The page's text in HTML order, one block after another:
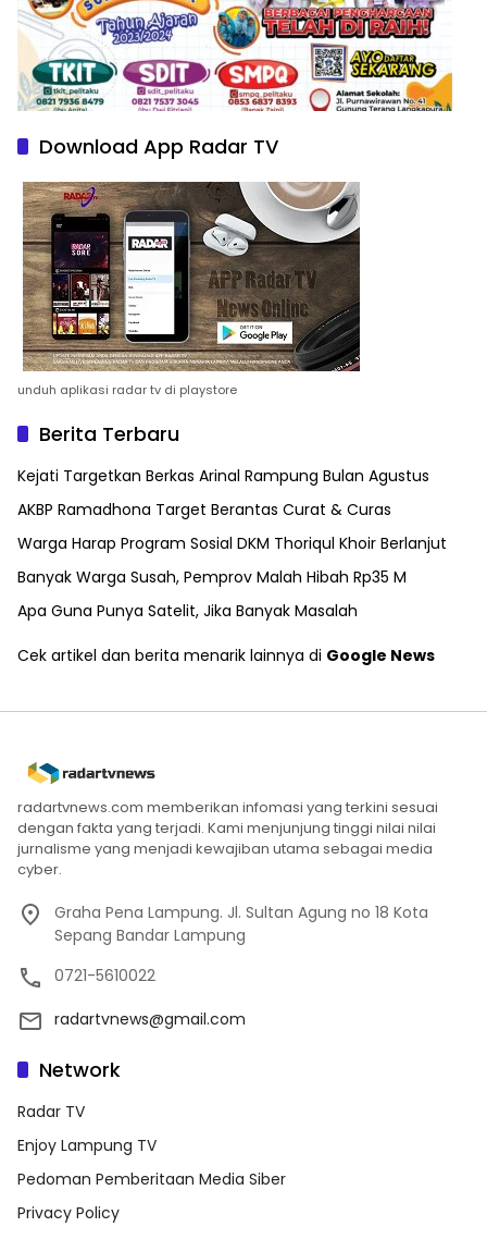
Download App Radar TV
unduh aplikasi radar tv di playstore
Berita Terbaru
Kejati Targetkan Berkas Arinal Rampung Bulan Agustus
AKBP Ramadhona Target Berantas Curat & Curas
Warga Harap Program Sosial DKM Thoriqul Khoir Berlanjut
Banyak Warga Susah, Pemprov Malah Hibah Rp35 M
Apa Guna Punya Satelit, Jika Banyak Masalah
Cek artikel dan berita menarik lainnya di Google News
radartvnews.com memberikan infomasi yang terkini sesuai
dengan fakta yang terjadi. Kami menjunjung tinggi nilai nilai
jurnalisme yang menjadi kewajiban utama sebagai media
cyber.
Graha Pena Lampung. Jl. Sultan Agung no 18 Kota
Sepang Bandar Lampung
0721-5610022
radartvnews@gmail.com
Network
Radar TV
Enjoy Lampung TV
Pedoman Pemberitaan Media Siber
Privacy Policy